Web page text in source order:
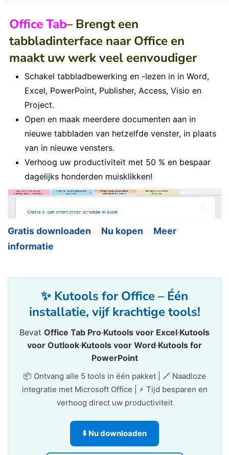
Office Tab– Brengt een
tabbladinterface naar Office en
maakt uw werk veel eenvoudiger
Schakel tabbladbewerking en -lezen in in Word,
Excel, PowerPoint, Publisher, Access, Visio en
Project.
Open en maak meerdere documenten aan in
nieuwe tabbladen van hetzelfde venster, in plaats
van in nieuwe vensters.
Verhoog uw productiviteit met 50 % en bespaar
dagelijks honderden muisklikken!
Gratis downloaden Nu kopen
Meer
informatie
✨ Kutools for Office – Één
installatie, vijf krachtige tools!
Bevat Office Tab Pro·Kutools voor Excel·Kutools
voor Outlook·Kutools voor Word·Kutools for
PowerPoint
📦 Ontvang alle 5 tools in één pakket | 🔗 Naadloze
integratie met Microsoft Office | ⚡ Tijd besparen en
verhoog direct uw productiviteit
⬇️ Nu downloaden